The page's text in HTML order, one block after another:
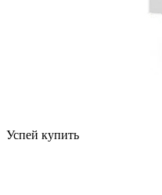
Успей купить